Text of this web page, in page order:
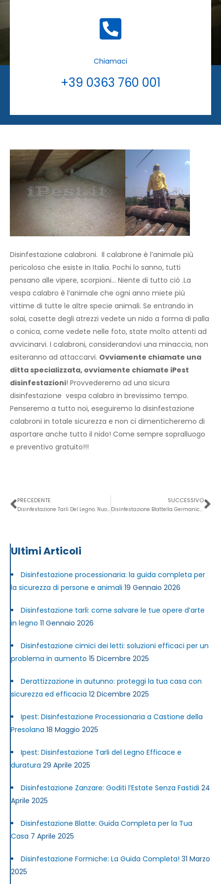
Chiamaci
+39 0363 760 001
Disinfestazione calabroni. Il calabrone è l’animale più
pericoloso che esiste in Italia. Pochi lo sanno, tutti
pensano alle vipere, scorpioni… Niente di tutto ciò .La
vespa calabro è l’animale che ogni anno miete più
vittime di tutte le altre specie animali. Se entrando in
solai, casette degli atrezzi vedete un nido a forma di palla
o conica, come vedete nelle foto, state molto attenti ad
avvicinarvi. I calabroni, considerandovi una minaccia, non
esiteranno ad attaccarvi. Ovviamente chiamate una
ditta specializzata, ovviamente chiamate iPest
disinfestazioni! Provvederemo ad una sicura
disinfestazione vespa calabro in brevissimo tempo.
Penseremo a tutto noi, eseguiremo la disinfestazione
calabroni in totale sicurezza e non ci dimenticheremo di
asportare anche tutto il nido! Come sempre sopralluogo
e preventivo gratuito!!!
PRECEDENTE SUCCESSIVO
Ultimi Articoli
Disinfestazione processionaria: la guida completa per
la sicurezza di persone e animali 19 Gennaio 2026
Disinfestazione tarli: come salvare le tue opere d’arte
in legno 11 Gennaio 2026
Disinfestazione cimici dei letti: soluzioni efficaci per un
problema in aumento 15 Dicembre 2025
Derattizzazione in autunno: proteggi la tua casa con
sicurezza ed efficacia 12 Dicembre 2025
Ipest: Disinfestazione Processionaria a Castione della
Presolana 18 Maggio 2025
Ipest: Disinfestazione Tarli del Legno Efficace e
duratura 29 Aprile 2025
Disinfestazione Zanzare: Goditi l’Estate Senza Fastidi 24
Aprile 2025
Disinfestazione Blatte: Guida Completa per la Tua
Casa 7 Aprile 2025
Disinfestazione Formiche: La Guida Completa! 31 Marzo
2025